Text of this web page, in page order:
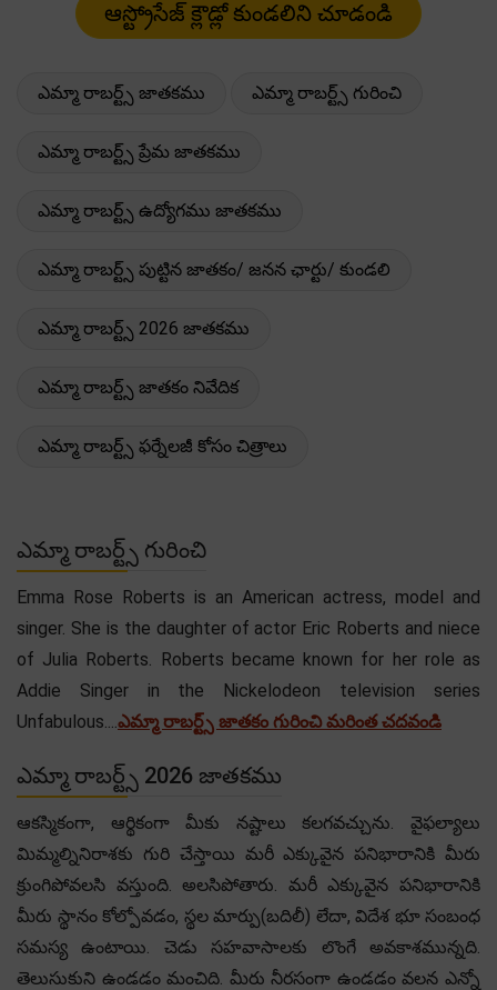
ఎమ్మా రాబర్ట్స్ జాతకము ఎమ్మా రాబర్ట్స్ గురించి
ఎమ్మా రాబర్ట్స్ ప్రేమ జాతకము
ఎమ్మా రాబర్ట్స్ ఉద్యోగము జాతకము
ఎమ్మా రాబర్ట్స్ పుట్టిన జాతకం/ జనన ఛార్టు/ కుండలి
ఎమ్మా రాబర్ట్స్ 2026 జాతకము
ఎమ్మా రాబర్ట్స్ జాతకం నివేదిక
ఎమ్మా రాబర్ట్స్ ఫర్నేలజీ కోసం చిత్రాలు
ఎమ్మా రాబర్ట్స్ గురించి
Emma Rose Roberts is an American actress, model and
singer. She is the daughter of actor Eric Roberts and niece
of Julia Roberts. Roberts became known for her role as
Addie Singer in the Nickelodeon television series
Unfabulous....ఎమ్మా రాబర్ట్స్ జాతకం గురించి మరింత చదవండి
ఎమ్మా రాబర్ట్స్ 2026 జాతకము
ఆకస్మికంగా, ఆర్థికంగా మీకు నష్టాలు కలగవచ్చును. వైఫల్యాలు
మిమ్మల్నినిరాశకు గురి చేస్తాయి మరీ ఎక్కువైన పనిభారానికి మీరు
క్రుంగిపోవలసి వస్తుంది. అలసిపోతారు. మరీ ఎక్కువైన పనిభారానికి
మీరు స్థానం కోల్పోవడం, స్థల మార్పు(బదిలీ) లేదా, విదేశ భూ సంబంధ
సమస్య ఉంటాయి. చెడు సహవాసాలకు లొంగే అవకాశమున్నది.
తెలుసుకుని ఉండడం మంచిది. మీరు నీరసంగా ఉండడం వలన ఎన్నో